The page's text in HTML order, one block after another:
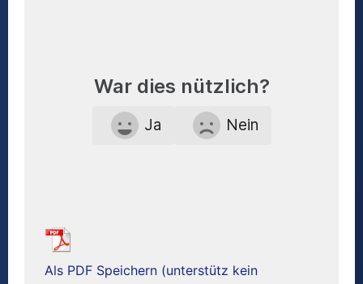
War dies nützlich?
Ja Nein
Als PDF Speichern (unterstütz kein